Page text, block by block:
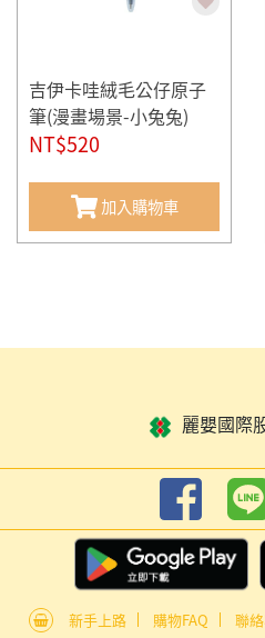
吉伊卡哇絨毛公仔原子
筆(漫畫場景-小兔兔)
NT$520
加入購物車
麗嬰國際
新手上路 購物FAQ 聯